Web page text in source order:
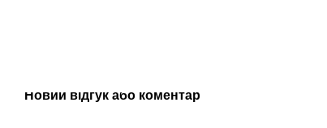
Новий відгук або коментар